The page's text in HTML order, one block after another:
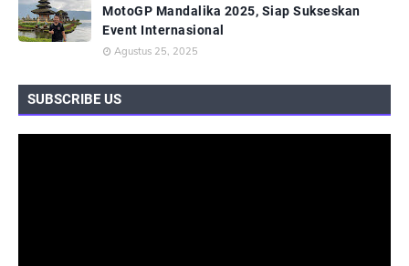
MotoGP Mandalika 2025, Siap Sukseskan
Event Internasional
Agustus 25, 2025
SUBSCRIBE US